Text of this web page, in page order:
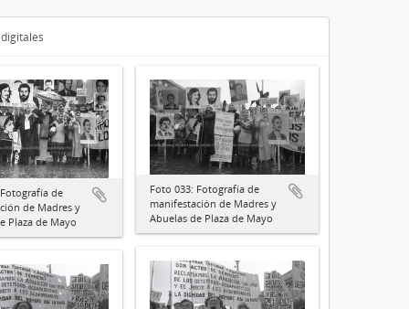
de
de Madres y
Plaza de Mayo
Foto 033: Fotografía de
manifestación de Madres y
Abuelas de Plaza de Mayo